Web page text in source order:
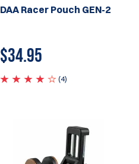
DAA Racer Pouch GEN-2
$34.95
(4)